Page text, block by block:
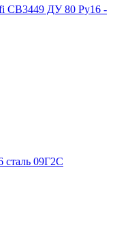
CB3449 ДУ 80 Ру16 -
сталь 09Г2С